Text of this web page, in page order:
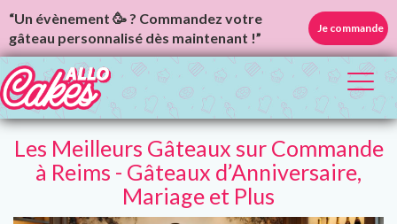
“Un évènement 🥳 ? Commandez votre
gâteau personnalisé dès maintenant !”
Je commande
Les Meilleurs Gâteaux sur Commande
à Reims - Gâteaux d’Anniversaire,
Mariage et Plus